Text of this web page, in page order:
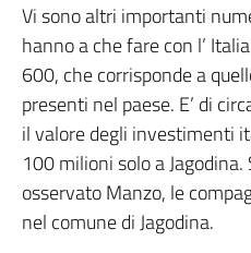
Vi sono altri importanti
hanno a che fare con l’
600, che corrisponde a
presenti nel paese. E’ di
il valore degli investimenti
100 milioni solo a
osservato Manzo, le
nel comune di Jagodina.